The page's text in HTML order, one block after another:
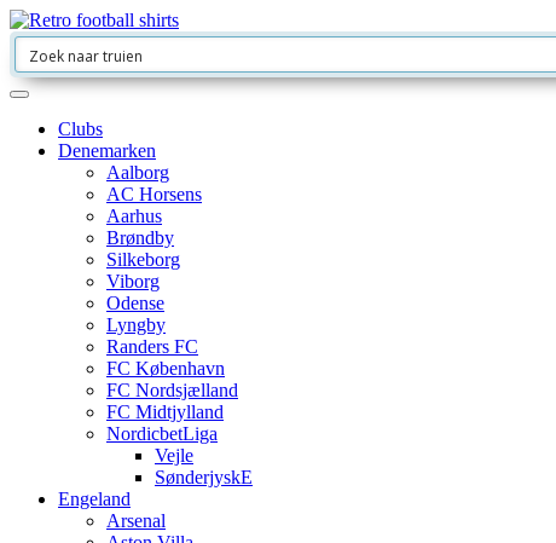
Clubs
Denemarken
Aalborg
AC Horsens
Aarhus
Brøndby
Silkeborg
Viborg
Odense
Lyngby
Randers FC
FC København
FC Nordsjælland
FC Midtjylland
NordicbetLiga
Vejle
SønderjyskE
Engeland
Arsenal